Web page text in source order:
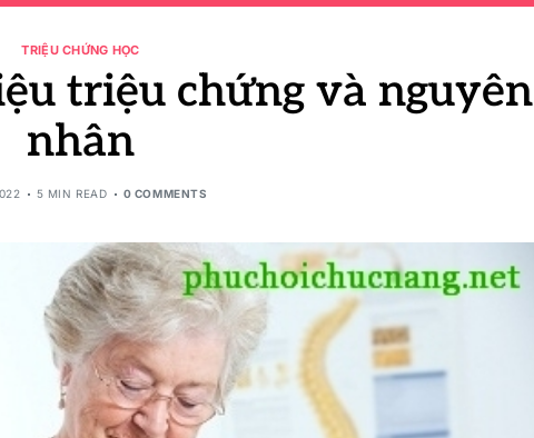
TRIỆU CHỨNG HỌC
triệu chứng và nguyên
nhân
5 MIN READ 0 COMMENTS